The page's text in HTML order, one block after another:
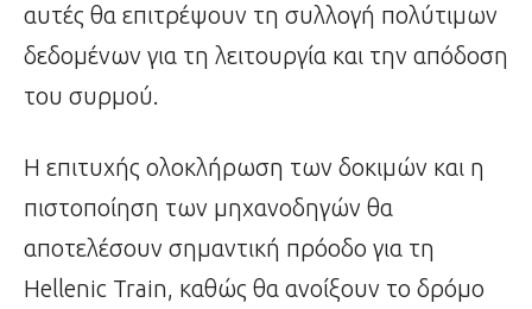
αυτές θα επιτρέψουν τη συλλογή πολύτιμων
δεδομένων για τη λειτουργία και την απόδοση
του συρμού.
Η επιτυχής ολοκλήρωση των δοκιμών και η
πιστοποίηση των μηχανοδηγών θα
αποτελέσουν σημαντική πρόοδο για τη
Hellenic Train, καθώς θα ανοίξουν το δρόμο